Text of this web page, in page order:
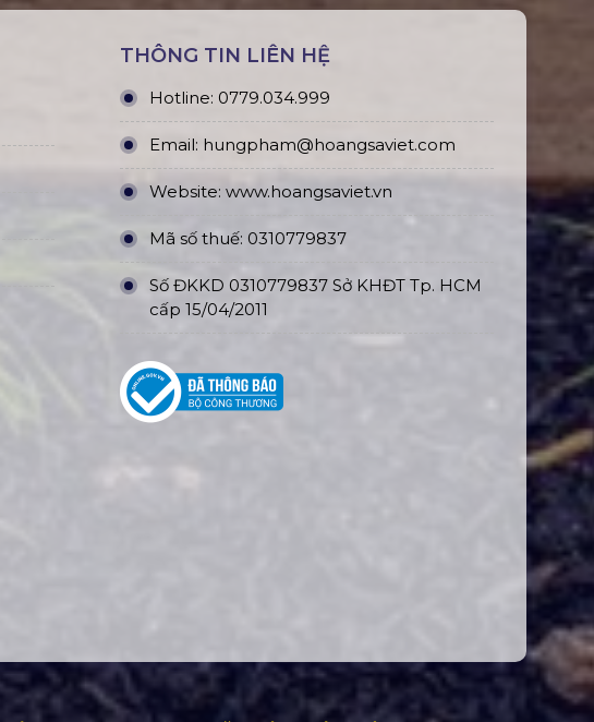
THÔNG TIN LIÊN HỆ
Hotline: 0779.034.999
Email: hungpham@hoangsaviet.com
Website: www.hoangsaviet.vn
Mã số thuế: 0310779837
Số ĐKKD 0310779837 Sở KHĐT Tp. HCM
cấp 15/04/2011